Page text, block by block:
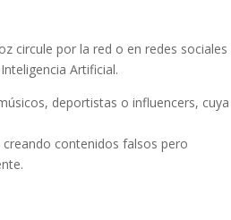
circule por la red o en redes sociales
Artificial.
deportistas o influencers, cuya
contenidos falsos pero